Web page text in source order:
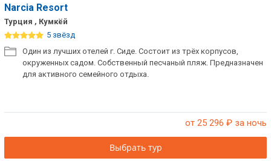
Narcia Resort
Турция , Кумкёй
5 звёзд
Один из лучших отелей г. Сиде. Состоит из трёх корпусов,
окруженных садом. Собственный песчаный пляж. Предназначен
для активного семейного отдыха.
от 25 296 ₽ за ночь
Выбрать тур
Недорогие отели 3*
звезды
Сетевые отели Турции
Сетевые отели Египта